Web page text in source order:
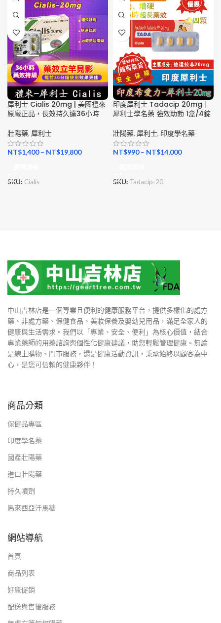
犀利士 Cialis 20mg | 美國禮來
原廠正品，長效持久達36小時
壯陽藥, 犀利士
NT$1,400– NT$19,800
SKU: Cialis
印度犀利士 Tadacip 20mg｜
犀利士學名藥 強效助勃 1盒/4錠
壯陽藥, 犀利士, 印度學名藥
NT$990– NT$14,000
SKU: Tadacip-20
中山吉林店是一個專業且便利的健康服務平台，提供多樣化的處方
藥、非處方藥、保健食品、美妝保養及嬰幼兒用品，滿足全家人的
健康與生活需求。我們以「專業、安全、便利」為核心價值，結合
專業藥師的用藥諮詢與個性化健康建議，助您輕鬆管理健康。無論
是線上購物、門市服務，還是健康活動資訊，秉承始終以顧客為中
心，是您可信賴的健康夥伴！
商品分類
保健品專區
印度學名藥
國產壯陽藥
進口壯陽藥
持久噴劑
馬來西亞汗馬糖
網站導航
首頁
商品列表
好康促銷
配送與售後服務